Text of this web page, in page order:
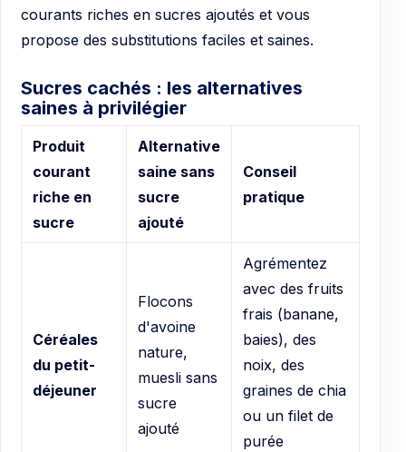
courants riches en sucres ajoutés et vous
propose des substitutions faciles et saines.
Sucres cachés : les alternatives
saines à privilégier
Produit
courant
riche en
sucre
Alternative
saine sans
sucre
ajouté
Conseil
pratique
Céréales
du petit-
déjeuner
Flocons
d'avoine
nature,
muesli sans
sucre
ajouté
Agrémentez
avec des fruits
frais (banane,
baies), des
noix, des
graines de chia
ou un filet de
purée